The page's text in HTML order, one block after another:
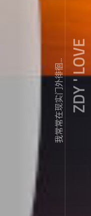
我常常在现实门外徘徊...ZDY ' LOVE